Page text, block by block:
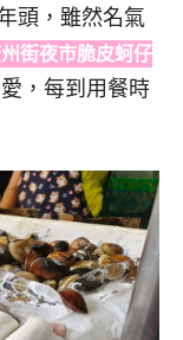
頭，雖然名氣
街夜市脆皮蚵仔
，每到用餐時